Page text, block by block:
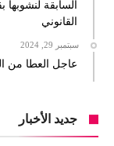
السابقة
القانوني
سبتمبر 29, 2024
عاجل العطا من
جديد الأخبار